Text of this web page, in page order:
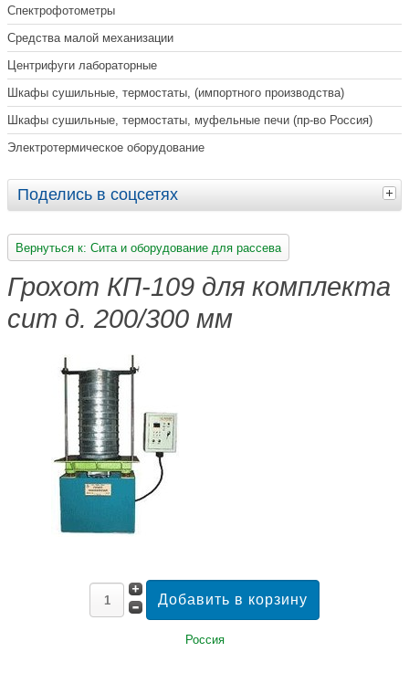
Спектрофотометры
Средства малой механизации
Центрифуги лабораторные
Шкафы сушильные, термостаты, (импортного производства)
Шкафы сушильные, термостаты, муфельные печи (пр-во Россия)
Электротермическое оборудование
Поделись в соцсетях
Вернуться к: Сита и оборудование для рассева
Грохот КП-109 для комплекта
сит д. 200/300 мм
Россия